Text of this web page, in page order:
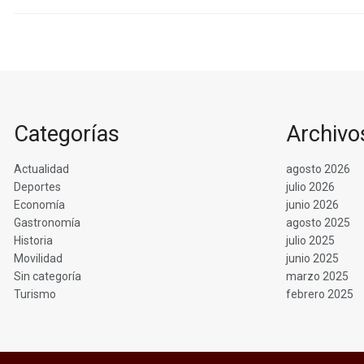
Categorías
Actualidad
Deportes
Economía
Gastronomía
Historia
Movilidad
Sin categoría
Turismo
agosto 2026
julio 2026
junio 2026
agosto 2025
julio 2025
junio 2025
marzo 2025
febrero 2025